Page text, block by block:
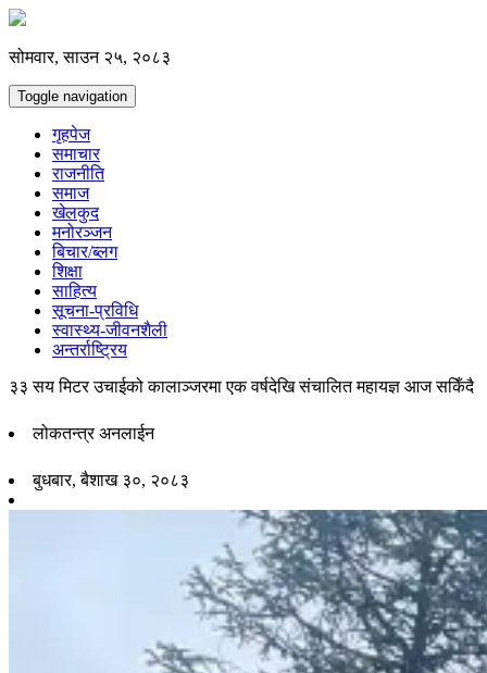
सोमवार, साउन २५, २०८३
Toggle navigation
गृहपेज
समाचार
राजनीति
समाज
खेलकुद
मनोरञ्जन
बिचार/ब्लग
शिक्षा
साहित्य
सूचना-प्रविधि
स्वास्थ्य-जीवनशैली
अन्तर्राष्ट्रिय
३३ सय मिटर उचाईको कालाञ्जरमा एक वर्षदेखि संचालित महायज्ञ आज सकिँदै
लोकतन्त्र अनलाईन
बुधबार, बैशाख ३०, २०८३